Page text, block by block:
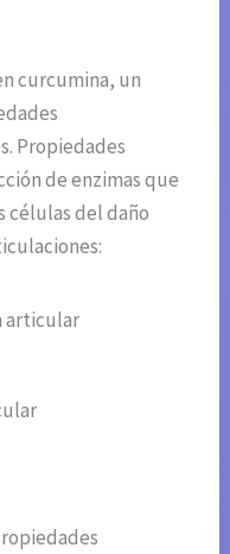
curcumina, un
Propiedades
de enzimas que
células del daño
articular